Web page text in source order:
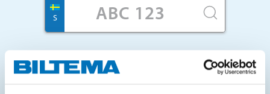
S
No registration number?